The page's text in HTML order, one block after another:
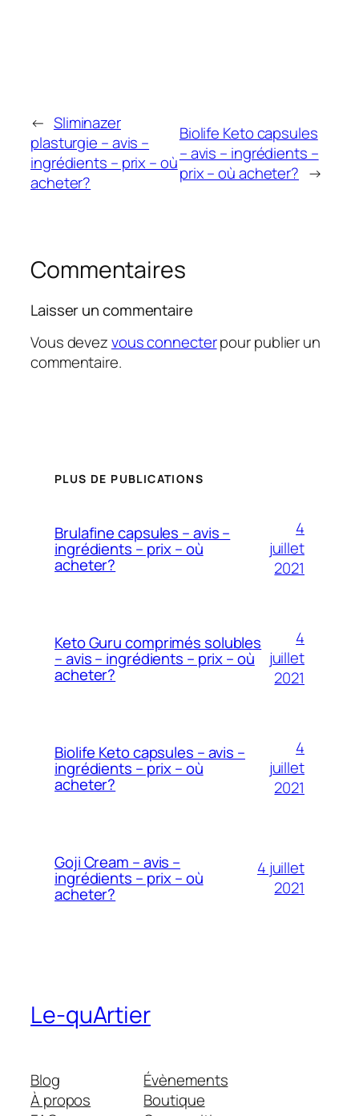
← Sliminazer
plasturgie – avis –
ingrédients – prix – où
acheter?
Biolife Keto capsules
– avis – ingrédients –
prix – où acheter? →
Commentaires
Laisser un commentaire
Vous devezvous connecterpour publier un
commentaire.
PLUS DE PUBLICATIONS
Brulafine capsules – avis –
ingrédients – prix – où
acheter?
4
juillet
2021
Keto Guru comprimés solubles
– avis – ingrédients – prix – où
acheter?
4
juillet
2021
Biolife Keto capsules – avis –
ingrédients – prix – où
acheter?
4
juillet
2021
Goji Cream – avis –
ingrédients – prix – où
acheter?
4 juillet
2021
Le-quArtier
Blog
À propos
Évènements
Boutique